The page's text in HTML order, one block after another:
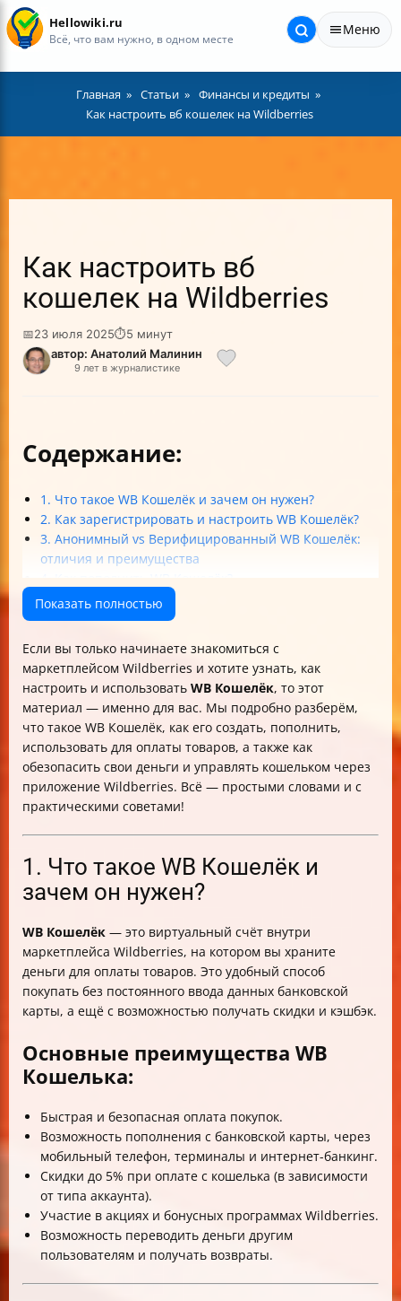
Hellowiki.ru
Всё, что вам нужно, в одном месте
Меню
Главная Статьи
Финансы и кредиты
Как настроить вб кошелек на Wildberries
Как настроить вб
кошелек на Wildberries
📅23 июля 2025⏱5 минут
автор: Анатолий Малинин
9 лет в журналистике
Содержание:
1. Что такое WB Кошелёк и зачем он нужен?
2. Как зарегистрировать и настроить WB Кошелёк?
3. Анонимный vs Верифицированный WB Кошелёк:
отличия и преимущества
5. Как использовать WB Кошелёк для оплаты товаров?
6. Безопасность и защита WB Кошелька
8. Управление WB Кошельком в приложении
Wildberries
Итог: почему стоит настроить WB Кошелёк?
Показать полностью
Если вы только начинаете знакомиться с
маркетплейсом Wildberries и хотите узнать, как
настроить и использовать WB Кошелёк, то этот
материал — именно для вас. Мы подробно разберём,
что такое WB Кошелёк, как его создать, пополнить,
использовать для оплаты товаров, а также как
обезопасить свои деньги и управлять кошельком через
приложение Wildberries. Всё — простыми словами и с
практическими советами!
1. Что такое WB Кошелёк и
зачем он нужен?
WB Кошелёк — это виртуальный счёт внутри
маркетплейса Wildberries, на котором вы храните
деньги для оплаты товаров. Это удобный способ
покупать без постоянного ввода данных банковской
карты, а ещё с возможностью получать скидки и кэшбэк.
Основные преимущества WB
Кошелька:
Быстрая и безопасная оплата покупок.
Возможность пополнения с банковской карты, через
мобильный телефон, терминалы и интернет-банкинг.
Скидки до 5% при оплате с кошелька (в зависимости
от типа аккаунта).
Участие в акциях и бонусных программах Wildberries.
Возможность переводить деньги другим
пользователям и получать возвраты.